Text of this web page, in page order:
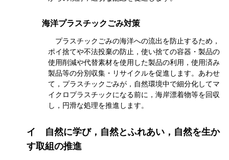
海洋プラスチックごみ対策
プラスチックごみの海洋への流出を防止するため，
ポイ捨てや不法投棄の防止，使い捨ての容器・製品の
使用削減や代替素材を使用した製品の利用，使用済み
製品等の分別収集・リサイクルを促進します。あわせ
て，プラスチックごみが，自然環境中で細分化してマ
イクロプラスチックになる前に，海岸漂着物等を回収
し，円滑な処理を推進します。
イ
自然に学び，自然とふれあい，自然を生か
す取組の推進